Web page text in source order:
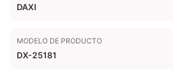
DAXI
MODELO DE PRODUCTO
DX-25181